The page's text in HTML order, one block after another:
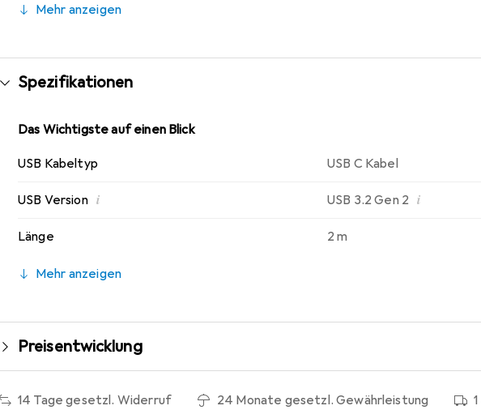
ermöglicht. Die abgeschirmten Koaxialadern sorgen für eine zuverlässige
leistungsstarke und zuverlässige Verbindung benötigen.
Mehr anzeigen
Spezifikationen
Das Wichtigste auf einen Blick
USB Kabeltyp USB C Kabel
USB Version i USB 3.2 Gen 2 i
Länge 2 m
Mehr anzeigen
Preisentwicklung
14 Tage gesetzl. Widerruf
24 Monate gesetzl. Gewährleistung